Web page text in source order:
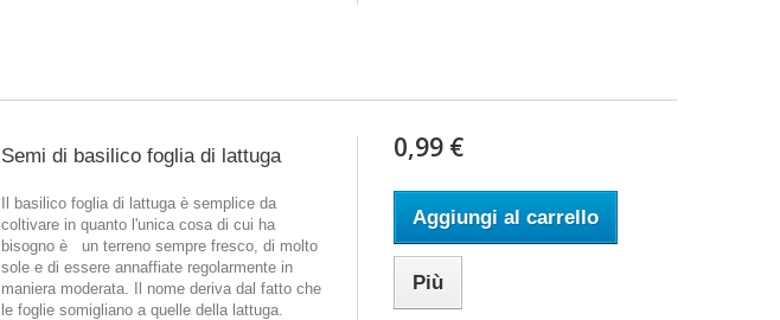
Semi di basilico foglia di lattuga
Il basilico foglia di lattuga è semplice da
coltivare in quanto l'unica cosa di cui ha
bisogno è un terreno sempre fresco, di molto
sole e di essere annaffiate regolarmente in
maniera moderata. Il nome deriva dal fatto che
le foglie somigliano a quelle della lattuga.
0,99 €
Aggiungi al carrello
Più